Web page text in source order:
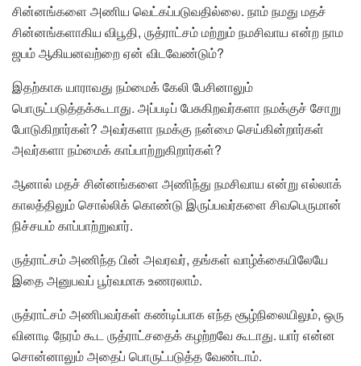
சின்னங்களை அணிய வெட்கப்படுவதில்லை. நாம் நமது மதச்
சின்னங்களாகிய விபூதி, ருத்ராட்சம் மற்றும் நமசிவாய என்ற நாம
ஜபம் ஆகியனவற்றை ஏன் விடவேண்டும்?
இதற்காக யாராவது நம்மைக் கேலி பேசினாலும்
பொருட்படுத்தக்கூடாது. அப்படிப் பேசுகிறவர்களா நமக்குச் சோறு
போடுகிறார்கள்? அவர்களா நமக்கு நன்மை செய்கின்றார்கள்
அவர்களா நம்மைக் காப்பாற்றுகிறார்கள்?
ஆனால் மதச் சின்னங்களை அணிந்து நமசிவாய என்று எல்லாக்
காலத்திலும் சொல்லிக் கொண்டு இருப்பவர்களை சிவபெருமான்
நிச்சயம் காப்பாற்றுவார்.
ருத்ராட்சம் அணிந்த பின் அவரவர், தங்கள் வாழ்க்கையிலேயே
இதை அனுபவப் பூர்வமாக உணரலாம்.
ருத்ராட்சம் அணிபவர்கள் கண்டிப்பாக எந்த சூழ்நிலையிலும், ஒரு
வினாடி நேரம் கூட ருத்ராட்சதைக் கழற்றவே கூடாது. யார் என்ன
சொன்னாலும் அதைப் பொருட்படுத்த வேண்டாம்.